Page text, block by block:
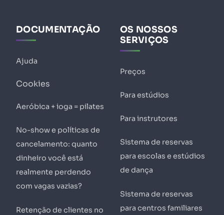
DOCUMENTAÇÃO
Ajuda
Cookies
Aeróbica + ioga = pilates
No-show e políticas de
cancelamento: quanto
dinheiro você está
realmente perdendo
com vagas vazias?
Retenção de clientes no
OS NOSSOS
SERVIÇOS
Preços
Para estúdios
Para instrutores
Sistema de reservas
para escolas e estúdios
de dança
Sistema de reservas
para centros familiares